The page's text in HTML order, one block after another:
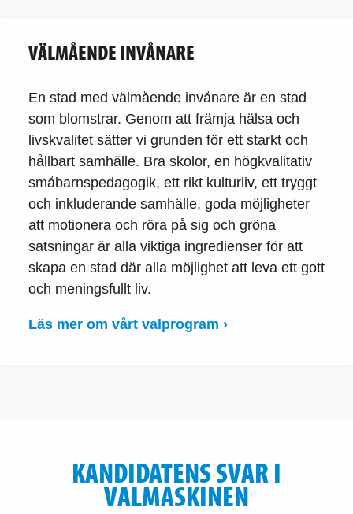
VÄLMÅENDE INVÅNARE
En stad med välmående invånare är en stad
som blomstrar. Genom att främja hälsa och
livskvalitet sätter vi grunden för ett starkt och
hållbart samhälle. Bra skolor, en högkvalitativ
småbarnspedagogik, ett rikt kulturliv, ett tryggt
och inkluderande samhälle, goda möjligheter
att motionera och röra på sig och gröna
satsningar är alla viktiga ingredienser för att
skapa en stad där alla möjlighet att leva ett gott
och meningsfullt liv.
Läs mer om vårt valprogram ›
KANDIDATENS SVAR I
VALMASKINEN